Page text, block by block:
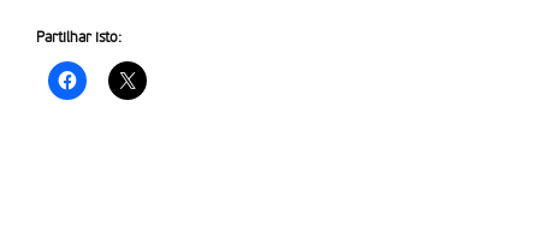
Partilhar isto: